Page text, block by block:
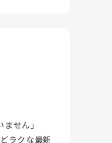
せん」
ラクな最新